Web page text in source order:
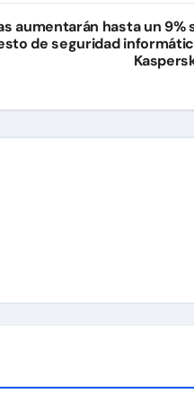
aumentarán hasta un 9%
de seguridad